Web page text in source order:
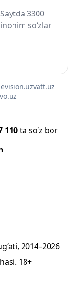
3300
so‘zlar
vatt.uz
110ta so‘z bor
2014–2026
18+